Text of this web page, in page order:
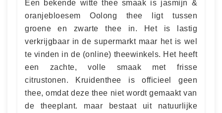
Een bekende witte thee smaak is jasmijn &
oranjebloesem Oolong thee ligt tussen
groene en zwarte thee in. Het is lastig
verkrijgbaar in de supermarkt maar het is wel
te vinden in de (online) theewinkels. Het heeft
een zachte, volle smaak met frisse
citrustonen. Kruidenthee is officieel geen
thee, omdat deze thee niet wordt gemaakt van
de theeplant. maar bestaat uit natuurlijke